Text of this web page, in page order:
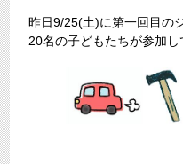
昨日9/25(土)に第一回目の
20名の子どもたちが参加